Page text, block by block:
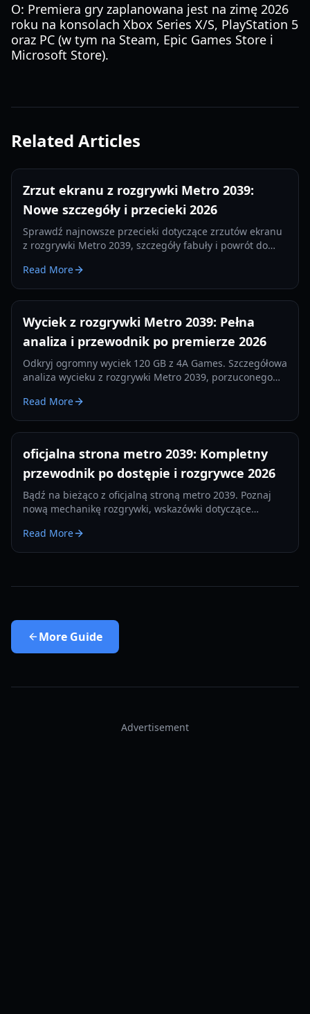
O: Premiera gry zaplanowana jest na zimę 2026
roku na konsolach Xbox Series X/S, PlayStation 5
oraz PC (w tym na Steam, Epic Games Store i
Microsoft Store).
Related Articles
Zrzut ekranu z rozgrywki Metro 2039:
Nowe szczegóły i przecieki 2026
Sprawdź najnowsze przecieki dotyczące zrzutów ekranu
z rozgrywki Metro 2039, szczegóły fabuły i powrót do
2026 roku.
Read More
Wyciek z rozgrywki Metro 2039: Pełna
analiza i przewodnik po premierze 2026
Odkryj ogromny wyciek 120 GB z 4A Games. Szczegółowa
analiza wycieku z rozgrywki Metro 2039, porzuconego
Read More
oficjalna strona metro 2039: Kompletny
przewodnik po dostępie i rozgrywce 2026
Bądź na bieżąco z oficjalną stroną metro 2039. Poznaj
nową mechanikę rozgrywki, wskazówki dotyczące
premierę w 2026 roku.
Read More
More Guide
Advertisement